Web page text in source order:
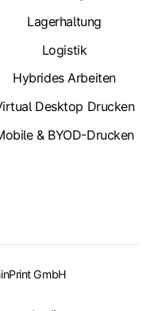
Lagerhaltung
Logistik
Hybrides Arbeiten
Desktop Drucken
& BYOD-Drucken
GmbH